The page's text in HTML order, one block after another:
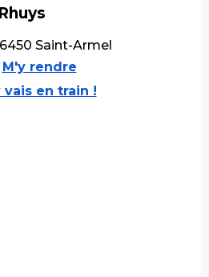
Saint-Armel
M'y rendre
vais en train !